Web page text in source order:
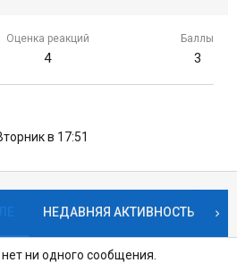
Оценка реакций
4
Баллы
3
в 17:51
НЕДАВНЯЯ АКТИВНОСТЬ
ни одного сообщения.